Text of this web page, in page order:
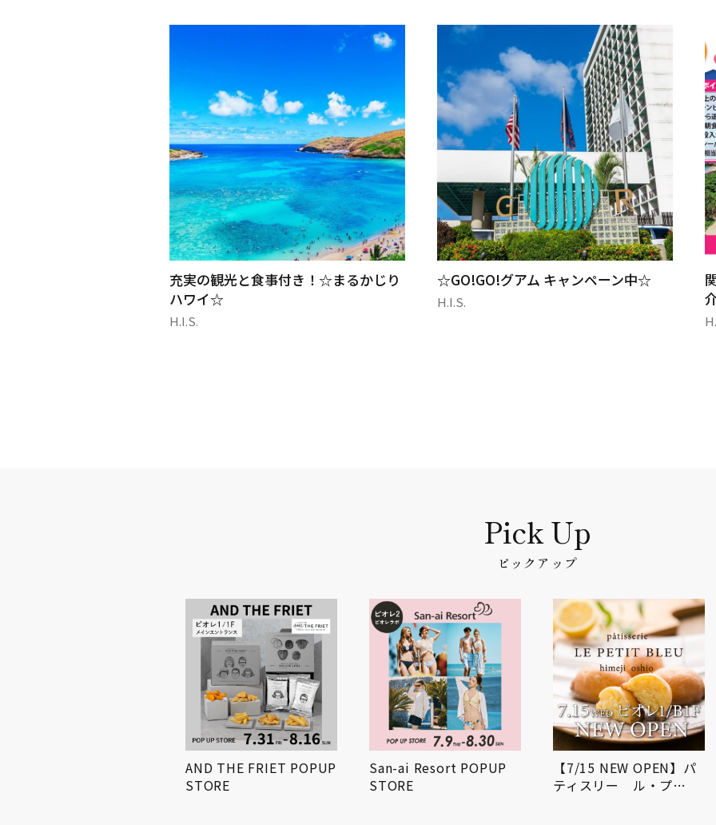
充実の観光と食事付き！☆まるかじり
ハワイ☆
H.I.S.
☆GO!GO!グアム キャンペーン中☆
H.I.S.
ピックアップ
AND THE FRIET POPUP
STORE
San-ai Resort POPUP
STORE
【7/15 NEW OPEN】パ
ティスリー ル・プ…